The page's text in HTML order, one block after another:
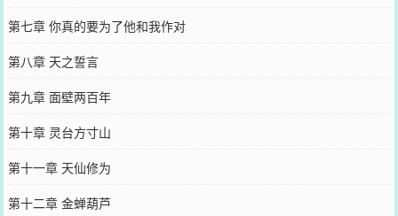
第七章 你真的要为了他和我作对
第八章 天之誓言
第九章 面壁两百年
第十章 灵台方寸山
第十一章 天仙修为
第十二章 金蝉葫芦